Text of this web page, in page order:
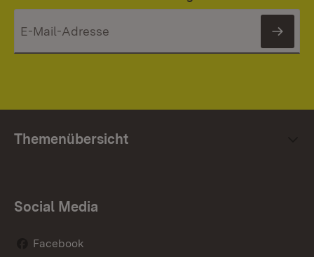
Themenübersicht
Social Media
Facebook